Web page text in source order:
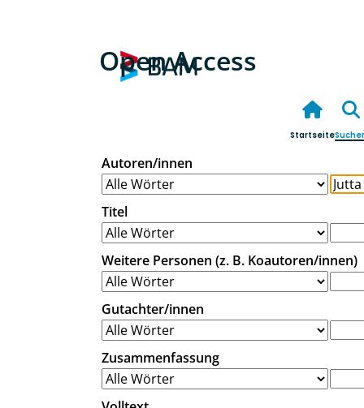
Open Access
Startseite
Autoren/innen
Titel
Weitere Personen (z. B. Koautoren/innen)
Gutachter/innen
Zusammenfassung